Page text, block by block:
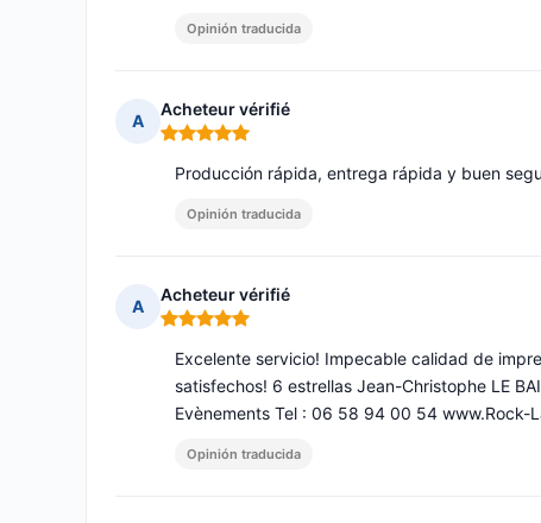
Opinión traducida
A
Acheteur vérifié
Nota: 5 de 5
Producción rápida, entrega rápida y buen
Opinión traducida
A
Acheteur vérifié
Nota: 5 de 5
Excelente servicio! Impecable calidad de
satisfechos! 6 estrellas Jean-Christophe LE
Evènements Tel : 06 58 94 00 54 www.Rock-
Opinión traducida